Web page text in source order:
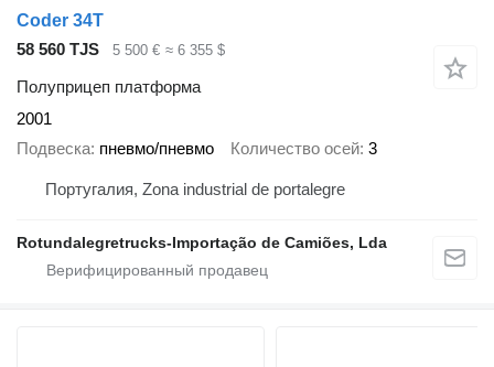
Coder 34T
58 560 TJS
5 500 € ≈ 6 355 $
Полуприцеп платформа
2001
Подвеска пневмо/пневмо Количество осей 3
Португалия, Zona industrial de portalegre
Rotundalegretrucks-Importação de Camiões, Lda